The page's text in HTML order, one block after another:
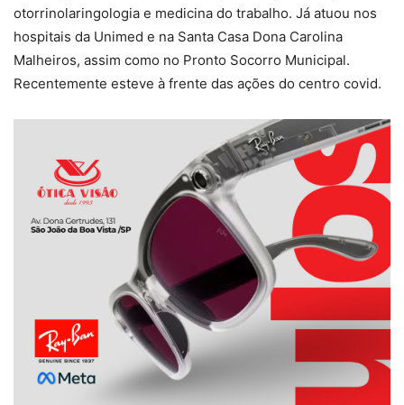
otorrinolaringologia e medicina do trabalho. Já atuou nos
hospitais da Unimed e na Santa Casa Dona Carolina
Malheiros, assim como no Pronto Socorro Municipal.
Recentemente esteve à frente das ações do centro covid.